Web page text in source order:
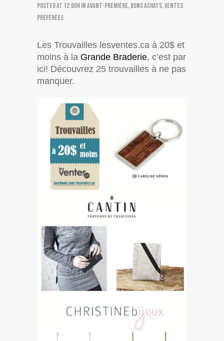
Posted at 12:00hinAvant-première,Bons achats,Ventes
préférées
Les Trouvailles lesventes.ca à 20$ et
moins à la Grande Braderie, c’est par
ici! Découvrez 25 trouvailles à ne pas
manquer.